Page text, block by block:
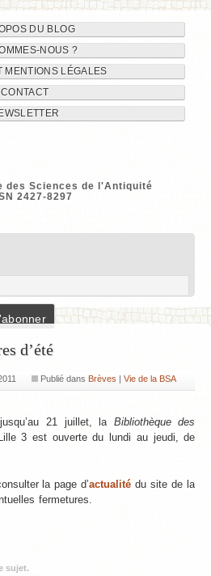
DU BLOG
NOUS ?
MENTIONS LÉGALES
CONTACT
des Sciences de l'Antiquité
2427-8297
d’été
Publié dans Brèves |Vie de la BSA
21 juillet, la Bibliothèque des
3 est ouverte du lundi au jeudi, de
la page d’actualité du site de la
fermetures.
sujet.